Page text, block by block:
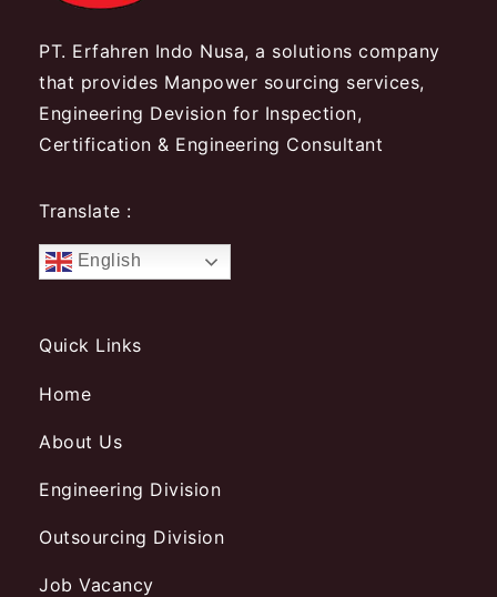
PT. Erfahren Indo Nusa, a solutions company
that provides Manpower sourcing services,
Engineering Devision for Inspection,
Certification & Engineering Consultant
Translate :
English
Quick Links
Home
About Us
Engineering Division
Outsourcing Division
Job Vacancy